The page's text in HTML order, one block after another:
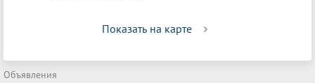
Показать на карте
Объявления